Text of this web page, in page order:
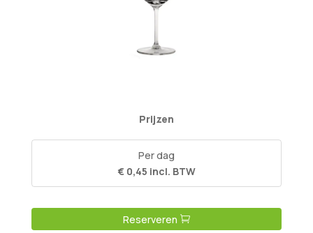
Prijzen
Per dag
€ 0,45 incl. BTW
Reserveren